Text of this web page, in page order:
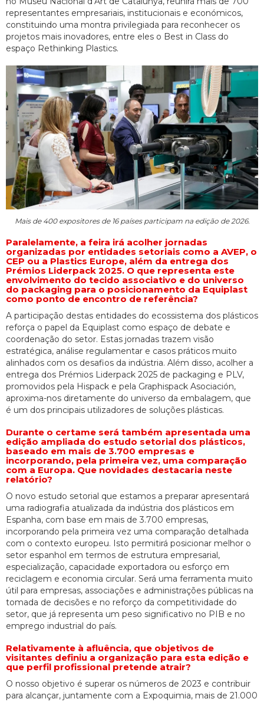
representantes empresariais, institucionais e económicos,
constituindo uma montra privilegiada para reconhecer os
projetos mais inovadores, entre eles o Best in Class do
espaço Rethinking Plastics.
Mais de 400 expositores de 16 países participam na edição de 2026.
Paralelamente, a feira irá acolher jornadas
organizadas por entidades setoriais como a AVEP, o
CEP ou a Plastics Europe, além da entrega dos
Prémios Liderpack 2025. O que representa este
envolvimento do tecido associativo e do universo
do packaging para o posicionamento da Equiplast
como ponto de encontro de referência?
A participação destas entidades do ecossistema dos plásticos
reforça o papel da Equiplast como espaço de debate e
coordenação do setor. Estas jornadas trazem visão
estratégica, análise regulamentar e casos práticos muito
alinhados com os desafios da indústria. Além disso, acolher a
entrega dos Prémios Liderpack 2025 de packaging e PLV,
promovidos pela Hispack e pela Graphispack Asociación,
aproxima-nos diretamente do universo da embalagem, que
é um dos principais utilizadores de soluções plásticas.
Durante o certame será também apresentada uma
edição ampliada do estudo setorial dos plásticos,
baseado em mais de 3.700 empresas e
incorporando, pela primeira vez, uma comparação
com a Europa. Que novidades destacaria neste
relatório?
O novo estudo setorial que estamos a preparar apresentará
uma radiografia atualizada da indústria dos plásticos em
Espanha, com base em mais de 3.700 empresas,
incorporando pela primeira vez uma comparação detalhada
com o contexto europeu. Isto permitirá posicionar melhor o
setor espanhol em termos de estrutura empresarial,
especialização, capacidade exportadora ou esforço em
reciclagem e economia circular. Será uma ferramenta muito
útil para empresas, associações e administrações públicas na
tomada de decisões e no reforço da competitividade do
setor, que já representa um peso significativo no PIB e no
emprego industrial do país.
Relativamente à afluência, que objetivos de
visitantes definiu a organização para esta edição e
que perfil profissional pretende atrair?
O nosso objetivo é superar os números de 2023 e contribuir
para alcançar, juntamente com a Expoquimia, mais de 21.000